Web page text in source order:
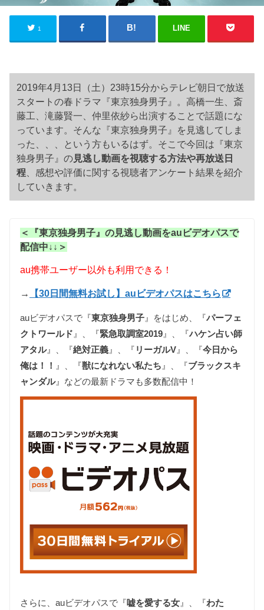
1 LINE
2019年4月13日（土）23時15分からテレビ朝日で放送
スタートの春ドラマ『東京独身男子』。高橋一生、斎
藤工、滝藤賢一、仲里依紗ら出演することで話題にな
っています。そんな『東京独身男子』を見逃してしま
った、、、という方もいるはず。そこで今回は『東京
独身男子』の見逃し動画を視聴する方法や再放送日
程 、感想や評価に関する視聴者アンケート結果を紹介
していきます。
＜『東京独身男子』の見逃し動画をauビデオパスで
配信中↓↓＞
au携帯ユーザー以外も利用できる！
→ 【30日間無料お試し】auビデオパスはこちら
auビデオパスで『東京独身男子 』をはじめ、『パーフェ
クトワールド 』、 『緊急取調室2019 』、 『ハケン占い師
アタル』、『絶対正義 』、『 リーガルV 』、『今日から
俺は！！ 』、『獣になれない私たち 』、『ブラックスキ
ャンダル』などの最新ドラマも多数配信中！
さらに、auビデオパスで『嘘を愛する女 』、『わた